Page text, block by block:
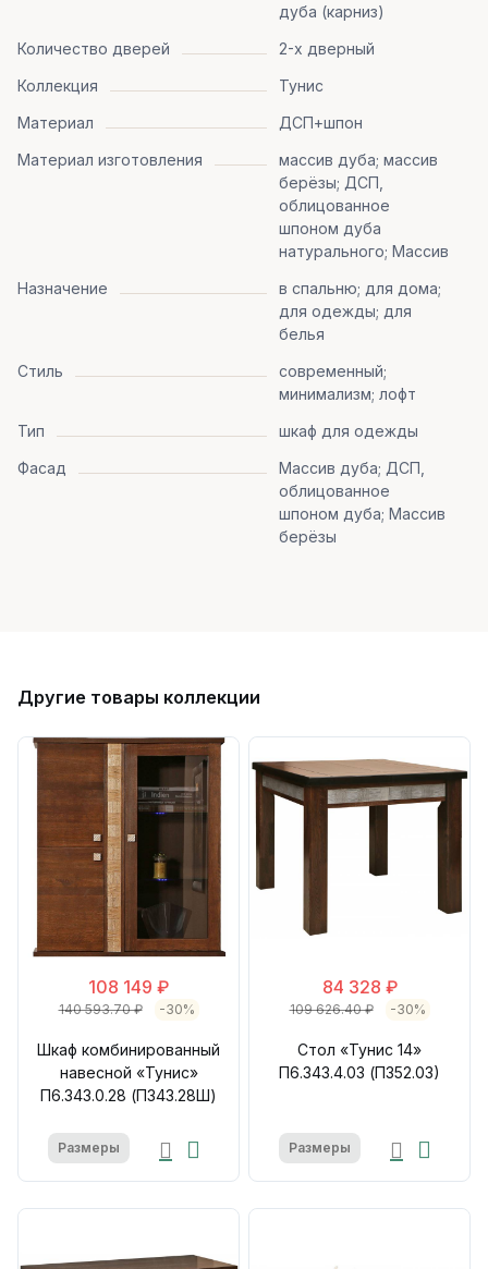
дуба (карниз)
Количество дверей
2-х дверный
Коллекция
Тунис
Материал
ДСП+шпон
Материал изготовления
массив дуба; массив
берёзы; ДСП,
облицованное
шпоном дуба
натурального; Массив
Назначение
в спальню; для дома;
для одежды; для
белья
Стиль
современный;
минимализм; лофт
Тип
шкаф для одежды
Фасад
Массив дуба; ДСП,
облицованное
шпоном дуба; Массив
берёзы
Другие товары коллекции
108 149 ₽
140 593.70 ₽ -30%
Шкаф комбинированный
навесной «Тунис»
П6.343.0.28 (П343.28Ш)
Размеры
84 328 ₽
109 626.40 ₽ -30%
Стол «Тунис 14»
П6.343.4.03 (П352.03)
Размеры